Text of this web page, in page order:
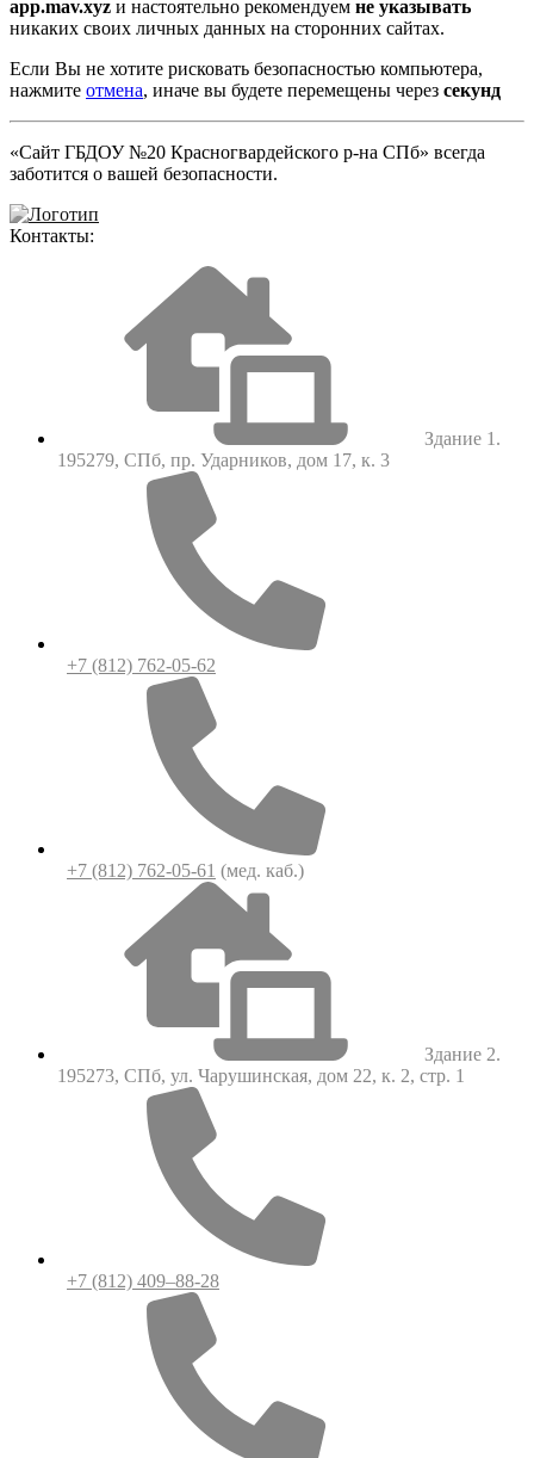
app.mav.xyz и настоятельно рекомендуем не указывать
никаких своих личных данных на сторонних сайтах.
Если Вы не хотите рисковать безопасностью компьютера,
нажмите отмена, иначе вы будете перемещены через секунд
«Сайт ГБДОУ №20 Красногвардейского р-на СПб» всегда
заботится о вашей безопасности.
Контакты:
Здание 1.
195279, СПб, пр. Ударников, дом 17, к. 3
+7 (812) 762-05-62
+7 (812) 762-05-61 (мед. каб.)
Здание 2.
195273, СПб, ул. Чарушинская, дом 22, к. 2, стр. 1
+7 (812) 409–88-28